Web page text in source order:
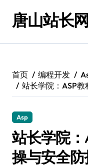
唐山站长网
首页 编程开发
站长学院：ASP
Asp
站长学院
操与安全